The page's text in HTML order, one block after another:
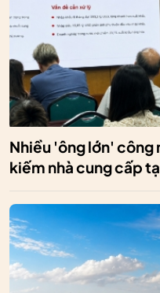
Nhiều 'ông lớn' công
kiếm nhà cung cấp